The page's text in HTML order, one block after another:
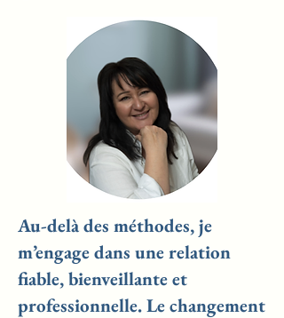
Au-delà des méthodes, je
m’engage dans une relation
fiable, bienveillante et
professionnelle. Le changement